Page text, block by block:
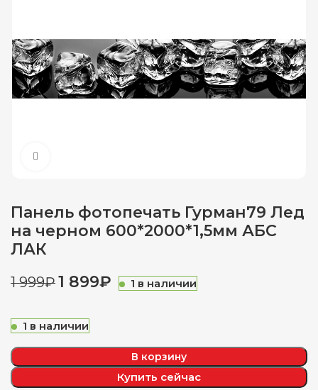
Панель фотопечать Гурман79 Лед
на черном 600*2000*1,5мм АБС
ЛАК
1 999₽1 899₽ 1 в наличии
1 в наличии
В корзину
Купить сейчас